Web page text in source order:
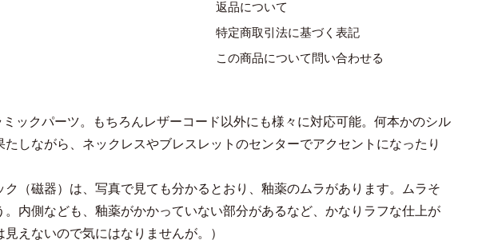
返品について
特定商取引法に基づく表記
この商品について問い合わせる
ックパーツ。もちろんレザーコード以外にも様々に対応可能。何本かのシル
しながら、ネックレスやブレスレットのセンターでアクセントになったり
（磁器）は、写真で見ても分かるとおり、釉薬のムラがあります。ムラそ
内側なども、釉薬がかかっていない部分があるなど、かなりラフな仕上が
えないので気にはなりませんが。）